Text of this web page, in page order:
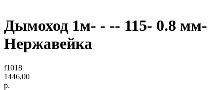
Дымоход 1м- - -- 115- 0.8 мм-
Нержавейка
f1018
1446,00
р.